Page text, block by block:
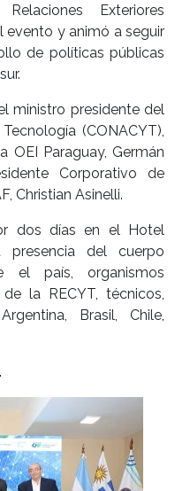
Exteriores
evento y animó a seguir
de políticas públicas
ministro presidente del
(CONACYT),
OEI Paraguay, Germán
Corporativo de
Christian Asinelli.
dos días en el Hotel
presencia del cuerpo
el país, organismos
la RECYT, técnicos,
Brasil, Chile,